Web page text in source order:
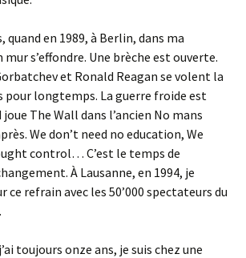
quand en 1989, à Berlin, dans ma
s’effondre. Une brèche est ouverte.
et Ronald Reagan se volent la
pour longtemps. La guerre froide est
The Wall dans l’ancien No mans
We don’t need no education, We
control… C’est le temps de
À Lausanne, en 1994, je
refrain avec les 50’000 spectateurs du
toujours onze ans, je suis chez une